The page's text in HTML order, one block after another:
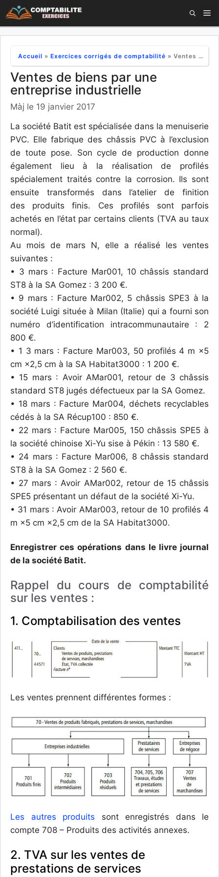
Aller
au
Accueil » Exercices corrigés de comptabilité »Ventes de biens par une entreprise industrielle
Ventes de biens par une
entreprise industrielle
Màj le 19 janvier 2017
La société Batit est spécialisée dans la menuiserie
PVC. Elle fabrique des châssis PVC à l’exclusion
de toute pose. Son cycle de production donne
également lieu à la réalisation de profilés
spécialement traités contre la corrosion. Ils sont
ensuite transformés dans l’atelier de finition
des produits finis. Ces profilés sont parfois
achetés en l’état par certains clients (TVA au taux
normal).
Au mois de mars N, elle a réalisé les ventes
suivantes :
• 3 mars : Facture Mar001, 10 châssis standard
ST8 à la SA Gomez : 3 200 €.
• 9 mars : Facture Mar002, 5 châssis SPE3 à la
société Luigi située à Milan (Italie) qui a fourni son
numéro d’identification intracommunautaire : 2
800 €.
• 1 3 mars : Facture Mar003, 50 profilés 4 m ×5
cm ×2,5 cm à la SA Habitat3000 : 1 200 €.
• 15 mars : Avoir AMar001, retour de 3 châssis
standard ST8 jugés défectueux par la SA Gomez.
• 18 mars : Facture Mar004, déchets recyclables
cédés à la SA Récup100 : 850 €.
• 22 mars : Facture Mar005, 150 châssis SPE5 à
la société chinoise Xi-Yu sise à Pékin : 13 580 €.
• 24 mars : Facture Mar006, 8 châssis standard
ST8 à la SA Gomez : 2 560 €.
• 27 mars : Avoir AMar002, retour de 15 châssis
SPE5 présentant un défaut de la société Xi-Yu.
• 31 mars : Avoir AMar003, retour de 10 profilés 4
m ×5 cm ×2,5 cm de la SA Habitat3000.
Enregistrer ces opérations dans le livre journal
de la société Batit.
Rappel du cours de comptabilité
sur les ventes :
1. Comptabilisation des ventes
Les ventes prennent différentes formes :
Les autres produits sont enregistrés dans le
compte 708 – Produits des activités annexes.
2. TVA sur les ventes de
prestations de services